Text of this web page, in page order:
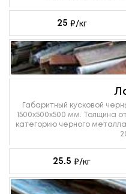
25 ₽/кг
Габаритный кусковой
1500х500х500 мм. Толщина
категорию черного
25.5 ₽/кг